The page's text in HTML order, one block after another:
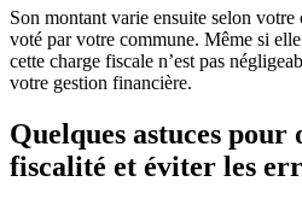
Son montant varie ensuite selon
voté par votre commune. Même si
cette charge fiscale n’est pas
votre gestion financière.
Quelques astuces
fiscalité et éviter les